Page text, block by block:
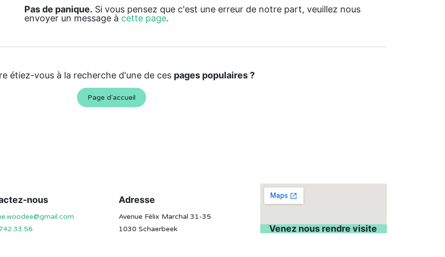
Pas de panique. Si vous pensez que c'est une erreur de notre part, veuillez nous
envoyer un message à cette page.
étiez-vous à la recherche d'une de ces pages populaires ?
Page d'accueil
nous Adresse
Avenue Félix Marchal 31-35
1030 Schaerbeek
Venez nous rendre visite